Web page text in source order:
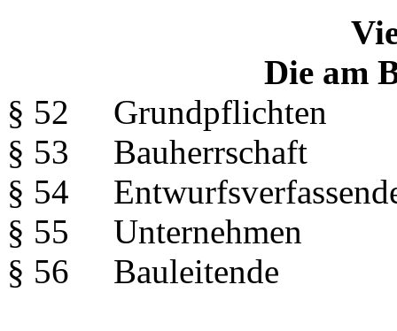
Die am
§ 52 Grundpflichten
§ 53 Bauherrschaft
§ 54
§ 55 Unternehmen
§ 56 Bauleitende